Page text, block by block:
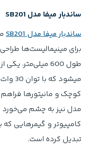
ساندبار میفا مدل SB201
ساندبار میفا مدل SB201
طول 600
مدل نیز به چشم می‌خورد
کامپیوتر و گیمرهایی
تبدیل کرده است.